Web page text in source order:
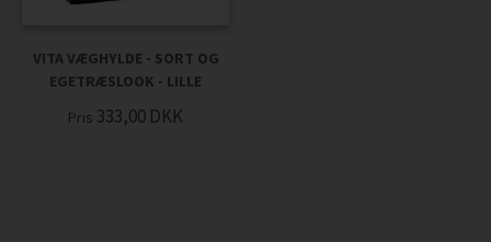
VITA VÆGHYLDE - SORT OG
EGETRÆSLOOK - LILLE
Pris 333,00 DKK